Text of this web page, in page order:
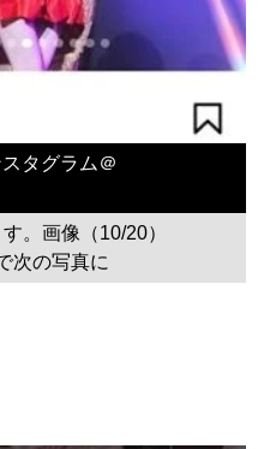
タグラム＠
。画像（10/20）
次の写真に